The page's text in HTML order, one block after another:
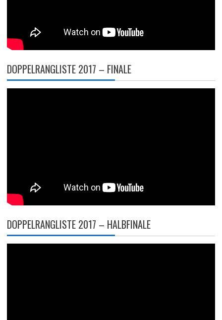
DOPPELRANGLISTE 2017 – FINALE
DOPPELRANGLISTE 2017 – HALBFINALE